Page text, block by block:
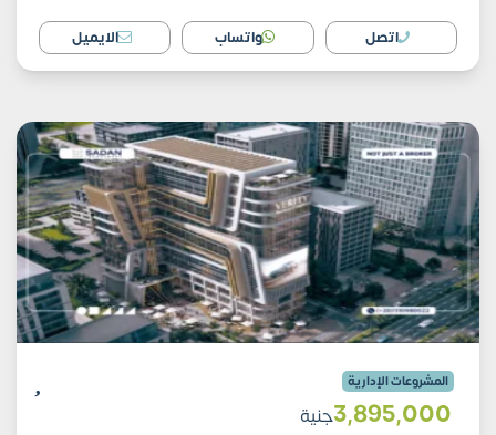
اتصل واتساب الايميل
المشروعات الإدارية
3٬895٬000جنية